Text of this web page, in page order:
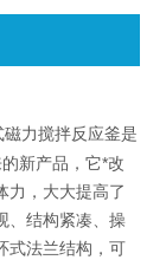
力搅拌反应釜是
新产品，它*改
力，大大提高了
、结构紧凑、操
式法兰结构，可